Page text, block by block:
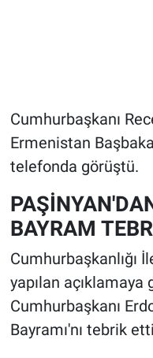
Cumhurbaşkanı
Ermenistan
telefonda görüştü.
BAYRAM
Cumhurbaşkanlığı
yapılan
Cumhurbaşkanı
Bayramı'nı tebrik